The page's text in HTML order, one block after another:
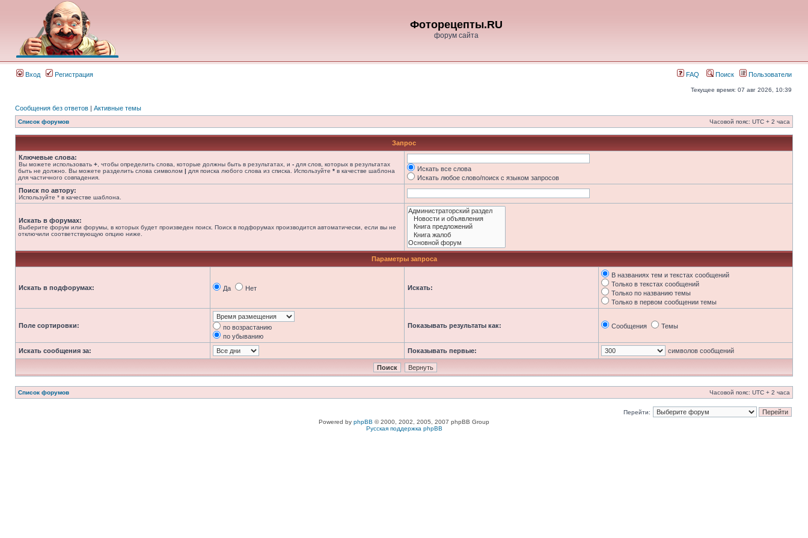
Фоторецепты.RU
форум сайта
Вход Регистрация FAQ Поиск Пользователи
Текущее время: 07 авг 2026, 10:39
Сообщения без ответов | Активные темы
Список форумов Часовой пояс: UTC + 2 часа
Запрос
Ключевые слова:
Вы можете использовать + , чтобы определить слова, которые должны быть в результатах, и - для слов, которых в результатах
быть не должно. Вы можете разделить слова символом | для поиска любого слова из списка. Используйте * в качестве шаблона
для частичного совпадения.
Искать все слова
Искать любое слово/поиск с языком запросов
Поиск по автору:
Используйте * в качестве шаблона.
Искать в форумах:
Выберите форум или форумы, в которых будет произведен поиск. Поиск в подфорумах производится автоматически, если вы не
отключили соответствующую опцию ниже.
Параметры запроса
Искать в подфорумах: Да Нет Искать:
В названиях тем и текстах сообщений
Только в текстах сообщений
Только по названию темы
Только в первом сообщении темы
Поле сортировки:
по возрастанию
по убыванию
Показывать результаты как: Сообщения Темы
Искать сообщения за: Показывать первые: символов сообщений
Список форумов Часовой пояс: UTC + 2 часа
Перейти:
Powered by phpBB © 2000, 2002, 2005, 2007 phpBB Group
Русская поддержка phpBB